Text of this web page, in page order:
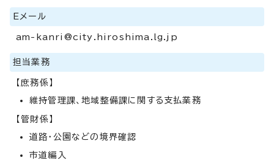
Eメール
am-kanri@city.hiroshima.lg.jp
担当業務
【庶務係】
維持管理課、地域整備課に関する支払業務
【管財係】
道路・公園などの境界確認
市道編入